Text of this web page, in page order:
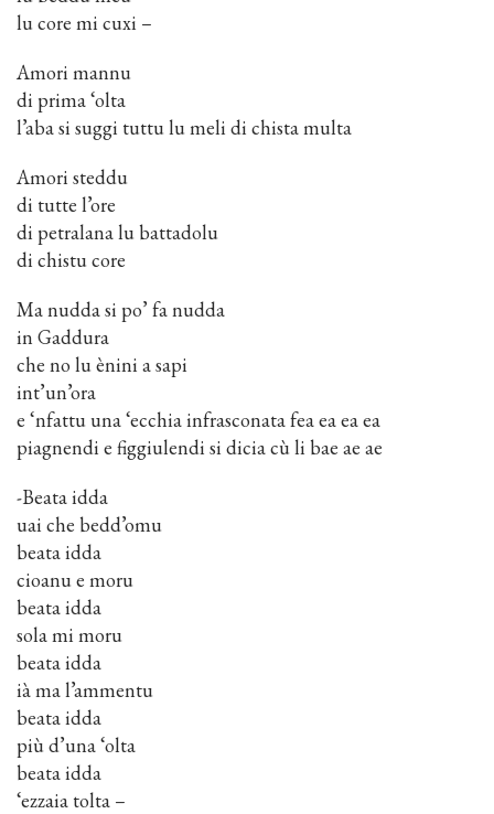
lu core mi cuxi –
Amori mannu
di prima ‘olta
l’aba si suggi tuttu lu meli di chista multa
Amori steddu
di tutte l’ore
di petralana lu battadolu
di chistu core
Ma nudda si po’ fa nudda
in Gaddura
che no lu ènini a sapi
int’un’ora
e ‘nfattu una ‘ecchia infrasconata fea ea ea ea
piagnendi e figgiulendi si dicia cù li bae ae ae
-Beata idda
uai che bedd’omu
beata idda
cioanu e moru
beata idda
sola mi moru
beata idda
ià ma l’ammentu
beata idda
più d’una ‘olta
beata idda
‘ezzaia tolta –